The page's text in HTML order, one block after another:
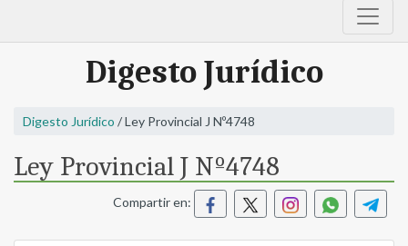
Digesto Jurídico
Digesto Jurídico / Ley Provincial J Nº4748
Ley Provincial J Nº4748
Compartir en: